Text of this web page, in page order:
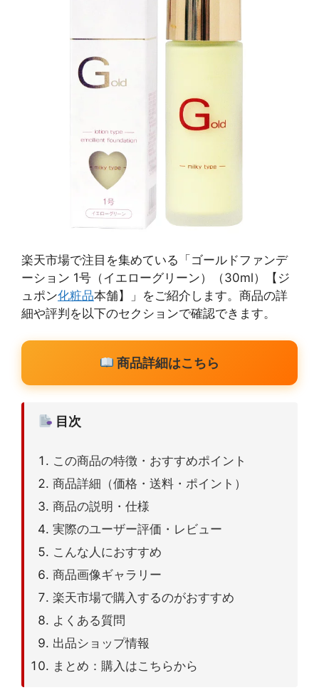
楽天市場で注目を集めている「ゴールドファンデ
ーション 1号（イエローグリーン）（30ml）【ジ
ュポン化粧品本舗】」をご紹介します。商品の詳
細や評判を以下のセクションで確認できます。
商品詳細はこちら
目次
この商品の特徴・おすすめポイント
商品詳細（価格・送料・ポイント）
商品の説明・仕様
実際のユーザー評価・レビュー
こんな人におすすめ
商品画像ギャラリー
楽天市場で購入するのがおすすめ
よくある質問
出品ショップ情報
まとめ：購入はこちらから